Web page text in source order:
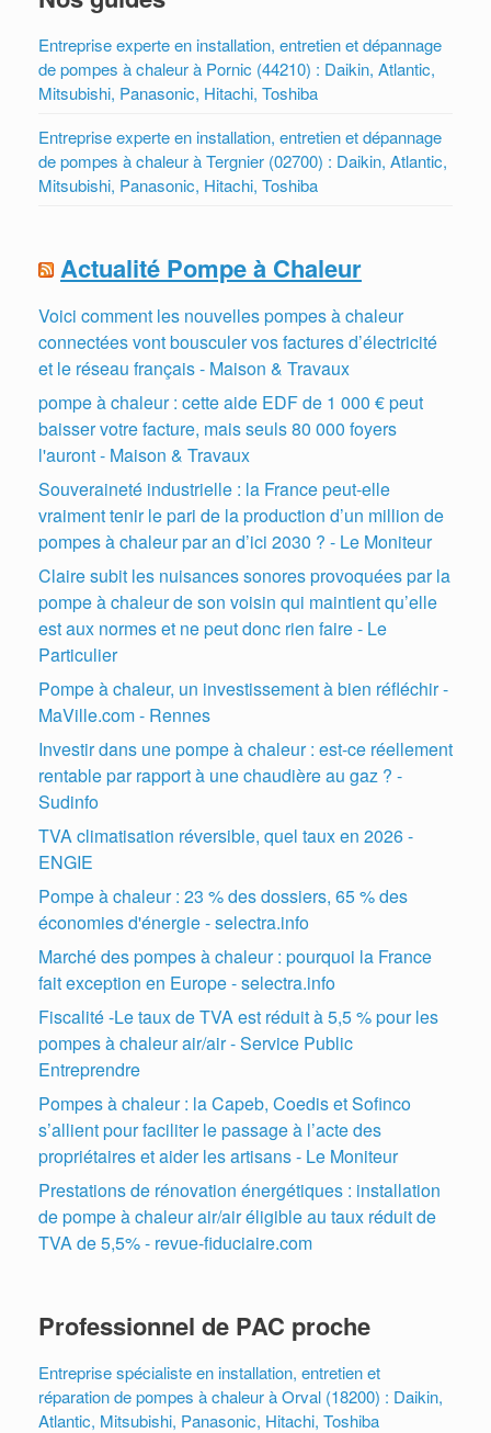
Entreprise experte en installation, entretien et dépannage
de pompes à chaleur à Pornic (44210) : Daikin, Atlantic,
Mitsubishi, Panasonic, Hitachi, Toshiba
Entreprise experte en installation, entretien et dépannage
de pompes à chaleur à Tergnier (02700) : Daikin, Atlantic,
Mitsubishi, Panasonic, Hitachi, Toshiba
Actualité Pompe à Chaleur
Voici comment les nouvelles pompes à chaleur
connectées vont bousculer vos factures d’électricité
et le réseau français - Maison & Travaux
pompe à chaleur : cette aide EDF de 1 000 € peut
baisser votre facture, mais seuls 80 000 foyers
l'auront - Maison & Travaux
Souveraineté industrielle : la France peut-elle
vraiment tenir le pari de la production d’un million de
pompes à chaleur par an d’ici 2030 ? - Le Moniteur
Claire subit les nuisances sonores provoquées par la
pompe à chaleur de son voisin qui maintient qu’elle
est aux normes et ne peut donc rien faire - Le
Particulier
Pompe à chaleur, un investissement à bien réfléchir -
MaVille.com - Rennes
Investir dans une pompe à chaleur : est-ce réellement
rentable par rapport à une chaudière au gaz ? -
Sudinfo
TVA climatisation réversible, quel taux en 2026 -
ENGIE
Pompe à chaleur : 23 % des dossiers, 65 % des
économies d'énergie - selectra.info
Marché des pompes à chaleur : pourquoi la France
fait exception en Europe - selectra.info
Fiscalité -Le taux de TVA est réduit à 5,5 % pour les
pompes à chaleur air/air - Service Public
Entreprendre
Pompes à chaleur : la Capeb, Coedis et Sofinco
s’allient pour faciliter le passage à l’acte des
propriétaires et aider les artisans - Le Moniteur
Prestations de rénovation énergétiques : installation
de pompe à chaleur air/air éligible au taux réduit de
TVA de 5,5% - revue-fiduciaire.com
Professionnel de PAC proche
Entreprise spécialiste en installation, entretien et
réparation de pompes à chaleur à Orval (18200) : Daikin,
Atlantic, Mitsubishi, Panasonic, Hitachi, Toshiba